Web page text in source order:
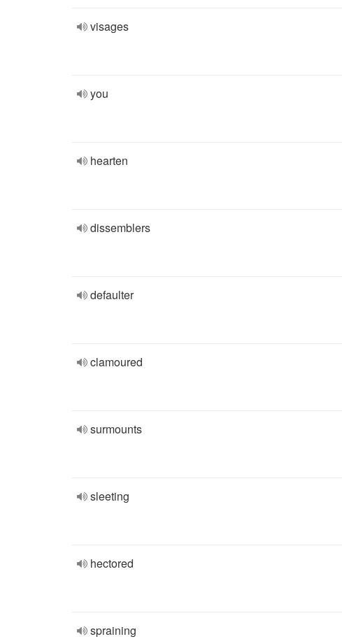
visages
you
hearten
dissemblers
defaulter
clamoured
surmounts
sleeting
hectored
spraining